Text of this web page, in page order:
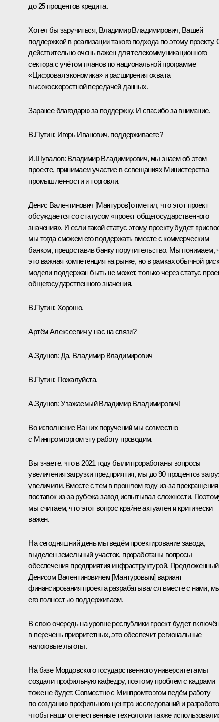
до 25 процентов кредита.
Хотел бы заручиться, Владимир Владимирович, Вашей
поддержкой в реализации такого подхода по этому проекту.
действительно очень важен для телекоммуникационного
сектора с учётом планов по национальной программе
«Цифровая экономика» и расширения охвата
высокоскоростной передачей данных.
Заранее благодарю за поддержку. И спасибо за внимание.
В.Путин: Игорь Иванович, поддерживаете?
И.Шувалов: Владимир Владимирович, мы знаем об этом
проекте, принимаем участие в совещаниях Министерства
промышленности и торговли.
Денис Валентинович [Мантуров] отметил, что этот проект
обсуждается со статусом «проект общегосударственного
значения». И если такой статус этому проекту будет
мы тогда сможем его поддержать вместе с коммерческим
банком, предоставив банку поручительство. Мы понимаем,
это важная компетенция на рынке, но в рамках обычной
модели поддержан быть не может, только через статус
общегосударственного значения.
В.Путин: Хорошо.
Артём Алексеевич у нас на связи?
А.Здунов:Да, Владимир Владимирович.
В.Путин: Пожалуйста.
А.Здунов:Уважаемый Владимир Владимирович!
Во исполнение Ваших поручений мы совместно
с Минпромторгом эту работу проводим.
Вы знаете, что в 2021 году были проработаны вопросы
увеличения загрузки предприятия, мы до 90 процентов
увеличили. Вместе с тем в прошлом году из-за прекращения
поставок из-за рубежа завод испытывал сложности.
мы считаем, что этот вопрос крайне актуален и критически
важен.
На сегодняшний день мы ведём проектирование завода,
выделен земельный участок, проработаны вопросы
обеспечения предприятия инфраструктурой. Предложенный
Денисом Валентиновичем [Мантуровым] вариант
финансирования проекта разрабатывался вместе с нами,
его полностью поддерживаем.
В свою очередь на уровне республики проект будет включён
в перечень приоритетных, это обеспечит региональные
налоговые льготы.
На базе Мордовского государственного университета мы
создали профильную кафедру, поэтому проблем с кадрами
тоже не будет. Совместно с Минпромторгом ведём работу
по созданию профильного центра исследований и
чтобы наши отечественные технологии также